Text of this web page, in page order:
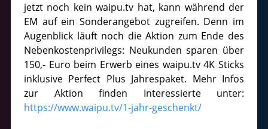
jetzt noch kein waipu.tv hat, kann während der
EM auf ein Sonderangebot zugreifen. Denn im
Augenblick läuft noch die Aktion zum Ende des
Nebenkostenprivilegs: Neukunden sparen über
150,- Euro beim Erwerb eines waipu.tv 4K Sticks
inklusive Perfect Plus Jahrespaket. Mehr Infos
zur Aktion finden Interessierte unter:
https://www.waipu.tv/1-jahr-geschenkt/